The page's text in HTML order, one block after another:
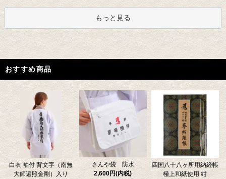
もっと見る
おすすめ商品
白衣 袖付 背文字（南無
大師遍照金剛）入り
さんや袋 防水
2,600円(内税)
四国八十八ヶ所用納経帳
極上和紙使用 紺